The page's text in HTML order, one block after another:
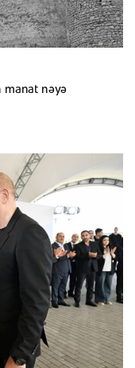
manat nəyə